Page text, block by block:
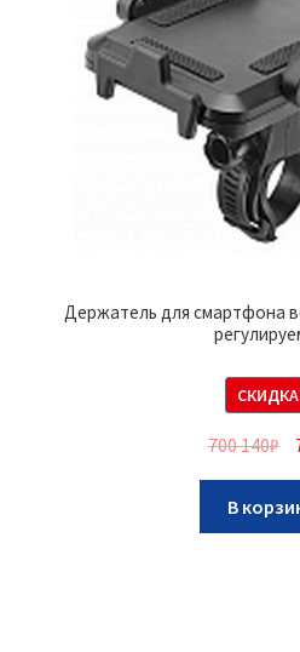
Держатель для смартфона
700 140₽
В